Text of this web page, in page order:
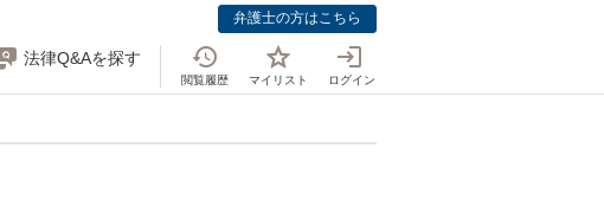
弁護士の方はこちら
法律Q&Aを探す
閲覧履歴 マイリスト ログイン